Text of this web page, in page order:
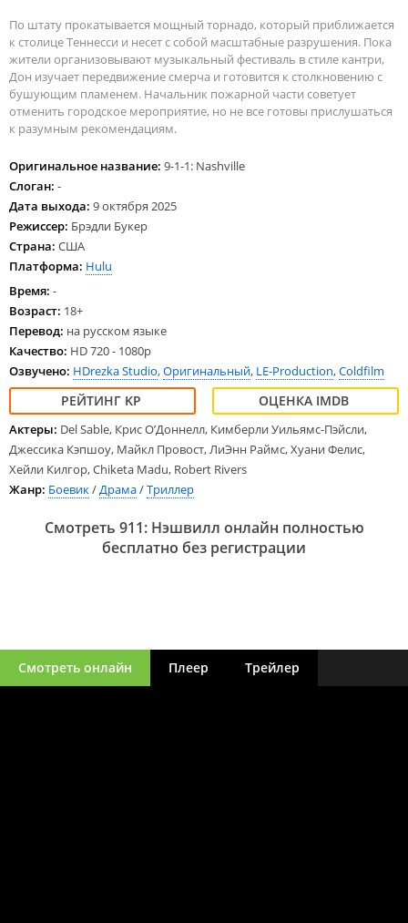
По штату прокатывается мощный торнадо, который приближается
к столице Теннесси и несет с собой масштабные разрушения. Пока
жители организовывают музыкальный фестиваль в стиле кантри,
Дон изучает передвижение смерча и готовится к столкновению с
бушующим пламенем. Начальник пожарной части советует
отменить городское мероприятие, но не все готовы прислушаться
к разумным рекомендациям.
Оригинальное название: 9-1-1: Nashville
Слоган: -
Дата выхода: 9 октября 2025
Режиссер: Брэдли Букер
Страна: США
Платформа: Hulu
Время: -
Возраст: 18+
Перевод: на русском языке
Качество: HD 720 - 1080p
Озвучено: HDrezka Studio,Оригинальный, LE-Production,Coldfilm
Актеры: Del Sable, Крис О’Доннелл, Кимберли Уильямс-Пэйсли,
Джессика Кэпшоу, Майкл Провост, ЛиЭнн Раймс, Хуани Фелис,
Хейли Килгор, Chiketa Madu, Robert Rivers
Жанр: Боевик/Драма/Триллер
Смотреть 911: Нэшвилл онлайн полностью
бесплатно без регистрации
Смотреть онлайн Плеер Трейлер